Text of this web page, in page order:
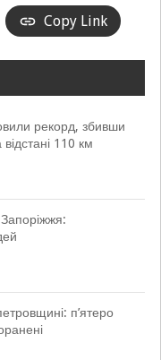
Copy Link
рекорд, збивши
110 км
п’ятеро